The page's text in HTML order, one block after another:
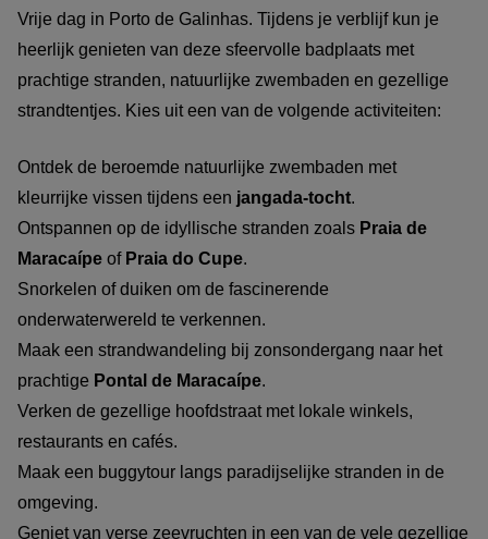
Vrije dag in Porto de Galinhas. Tijdens je verblijf kun je
heerlijk genieten van deze sfeervolle badplaats met
prachtige stranden, natuurlijke zwembaden en gezellige
strandtentjes. Kies uit een van de volgende activiteiten:
Ontdek de beroemde natuurlijke zwembaden met
kleurrijke vissen tijdens een jangada-tocht.
Ontspannen op de idyllische stranden zoals Praia de
Maracaípe of Praia do Cupe.
Snorkelen of duiken om de fascinerende
onderwaterwereld te verkennen.
Maak een strandwandeling bij zonsondergang naar het
prachtige Pontal de Maracaípe.
Verken de gezellige hoofdstraat met lokale winkels,
restaurants en cafés.
Maak een buggytour langs paradijselijke stranden in de
omgeving.
Geniet van verse zeevruchten in een van de vele gezellige